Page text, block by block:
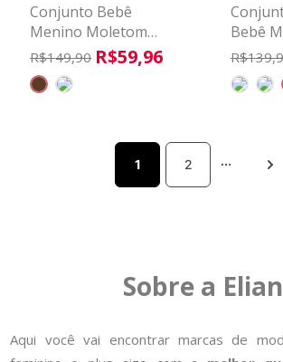
Conjunto Bebê
Menino Moletom
Com Puff Colorittá
Marrom Escuro
R$149,90 R$59,96
Bebê
Tricô
R$139,
1 2
Sobre a Elian
Aqui você vai encontrar marcas de